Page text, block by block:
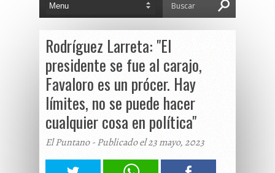
Rodríguez Larreta: "El
presidente se fue al carajo,
Favaloro es un prócer. Hay
límites, no se puede hacer
cualquier cosa en política"
El Puntano - Publicado el 23 mayo, 2023